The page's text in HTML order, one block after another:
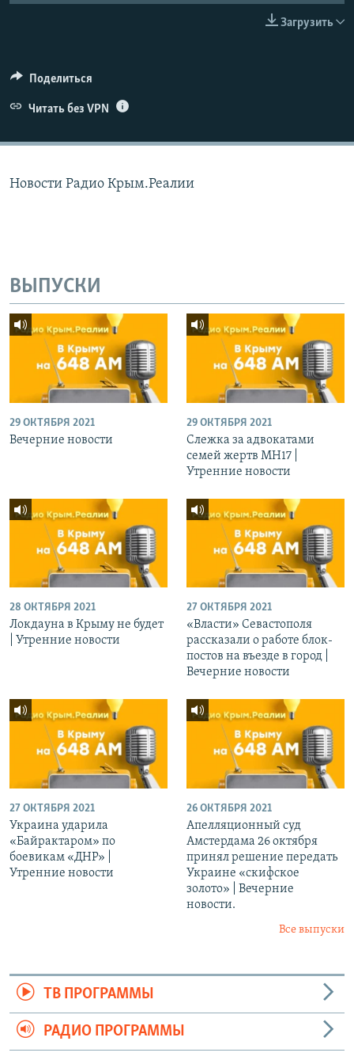
ELIFBE
УКРАИНСКАЯ ПРОБЛЕМА КРЫМА
Загрузить
Поделиться
Читать без VPN
Новости Радио Крым.Реалии
ВЫПУСКИ
29 ОКТЯБРЯ 2021
Вечерние новости
29 ОКТЯБРЯ 2021
Слежка за адвокатами
семей жертв МН17 |
Утренние новости
28 ОКТЯБРЯ 2021
Локдауна в Крыму не будет
| Утренние новости
27 ОКТЯБРЯ 2021
«Власти» Севастополя
рассказали о работе блок-
постов на въезде в город |
Вечерние новости
27 ОКТЯБРЯ 2021
Украина ударила
«Байрактаром» по
боевикам «ДНР» |
Утренние новости
26 ОКТЯБРЯ 2021
Апелляционный суд
Амстердама 26 октября
принял решение передать
Украине «скифское
золото» | Вечерние
новости.
Все выпуски
ТВ ПРОГРАММЫ
РАДИО ПРОГРАММЫ